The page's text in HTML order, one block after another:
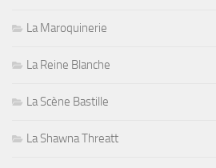
La Maroquinerie
La Reine Blanche
La Scène Bastille
La Shawna Threatt